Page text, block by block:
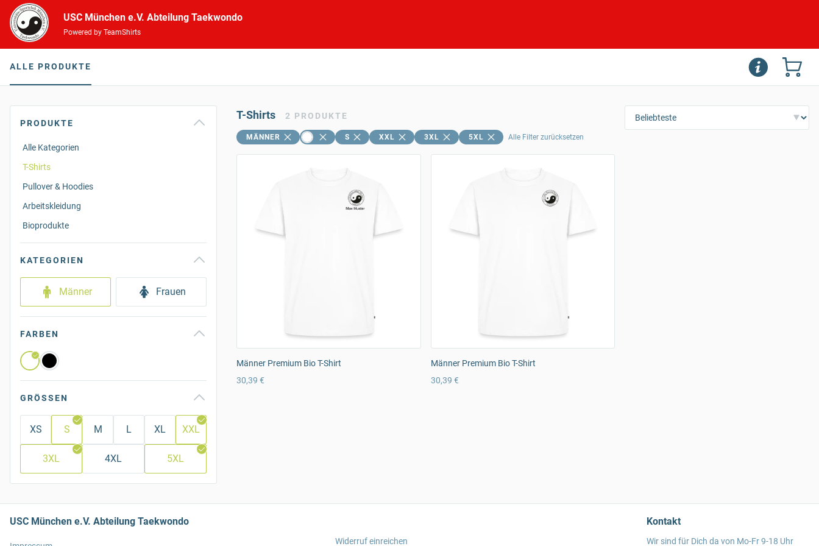
USC München e.V. Abteilung Taekwondo
Powered by TeamShirts
ALLE PRODUKTE
PRODUKTE
Alle Kategorien
T-Shirts
Pullover & Hoodies
Arbeitskleidung
Bioprodukte
KATEGORIEN
Männer Frauen
FARBEN
GRÖSSEN
XS S M L XL XXL
3XL 4XL 5XL
T-Shirts 2 PRODUKTE
MÄNNER S XXL 3XL 5XL Alle Filter zurücksetzen
Männer Premium Bio T-Shirt
30,39 €
Männer Premium Bio T-Shirt
30,39 €
USC München e.V. Abteilung Taekwondo
Widerruf einreichen
Kontakt
Wir sind für Dich da von Mo-Fr 9-18 Uhr